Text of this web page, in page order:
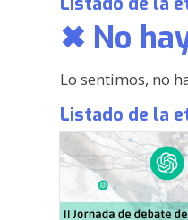
✖ No
Lo sentimos, no
Listado de la